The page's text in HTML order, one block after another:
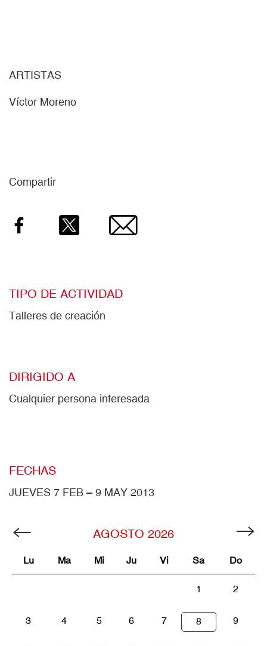
ARTISTAS
Víctor Moreno
Compartir
Facebook Email
TIPO DE ACTIVIDAD
Talleres de creación
DIRIGIDO A
Cualquier persona interesada
FECHAS
JUEVES 7 FEB – 9 MAY 2013
AGOSTO 2026
Lu Ma Mi Ju Vi Sa Do
1 2
3 4 5 6 7 8 9